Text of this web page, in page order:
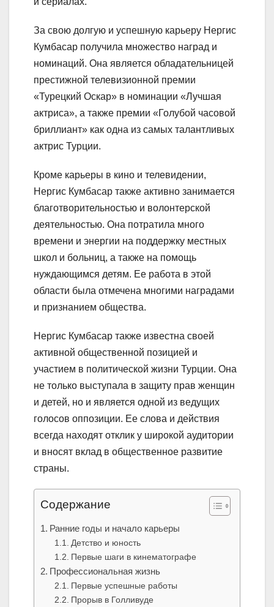
За свою долгую и успешную карьеру Нергис
Кумбасар получила множество наград и
номинаций. Она является обладательницей
престижной телевизионной премии
«Турецкий Оскар» в номинации «Лучшая
актриса», а также премии «Голубой часовой
бриллиант» как одна из самых талантливых
актрис Турции.
Кроме карьеры в кино и телевидении,
Нергис Кумбасар также активно занимается
благотворительностью и волонтерской
деятельностью. Она потратила много
времени и энергии на поддержку местных
школ и больниц, а также на помощь
нуждающимся детям. Ее работа в этой
области была отмечена многими наградами
и признанием общества.
Нергис Кумбасар также известна своей
активной общественной позицией и
участием в политической жизни Турции. Она
не только выступала в защиту прав женщин
и детей, но и является одной из ведущих
голосов оппозиции. Ее слова и действия
всегда находят отклик у широкой аудитории
и вносят вклад в общественное развитие
страны.
Содержание
Ранние годы и начало карьеры
Детство и юность
Первые шаги в кинематографе
Профессиональная жизнь
Первые успешные работы
Прорыв в Голливуде